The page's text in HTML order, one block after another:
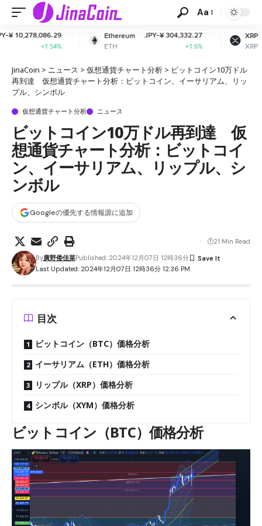
Aa
Ethereum
ETH
JPY-¥ 304,332.27
XRP
XRP
JPY-¥ 163.64
-0.5%
JinaCoin > ニュース > 仮想通貨チャート分析 > ビットコイン10万ドル
再到達 仮想通貨チャート分析：ビットコイン、イーサリアム、リッ
プル、シンボル
仮想通貨チャート分析 ニュース
ビットコイン10万ドル再到達 仮
想通貨チャート分析：ビットコイ
ン、イーサリアム、リップル、シ
ンボル
Googleの優先する情報源に追加
Last Updated: 2024年12月07日 12時36分 12:36 PM
By廣野倭佳菜Published: 2024年12月07日 12時36分
21 Min Read
目次
ビットコイン（BTC）価格分析
イーサリアム（ETH）価格分析
リップル（XRP）価格分析
シンボル（XYM）価格分析
ビットコイン（BTC）価格分析